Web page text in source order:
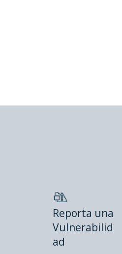
Reporta una
Vulnerabilid
ad